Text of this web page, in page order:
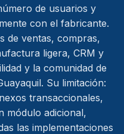
de usuarios y
con el fabricante.
de ventas, compras,
ligera, CRM y
y la comunidad de
Su limitación:
transaccionales,
módulo adicional,
las implementaciones